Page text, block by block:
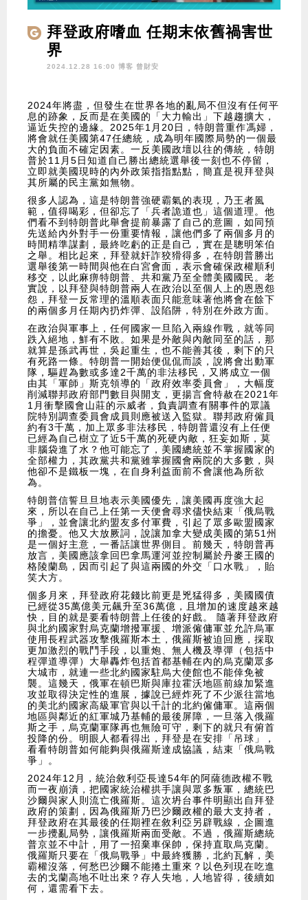
拜登政府嗜血 任期末依舊禍害世
界
2024.12.28 16:00 博客 曾財安
2024年將盡，但發生在世界各地的亂局不但沒有任何平
息的跡象，反而是在美國的「大力輸出」下越趨擴大，
逼近失控的邊緣。2025年1月20日，特朗普重作馮婦，
將會就任美國第47任總統，成為明年國際局勢的一個最
大的負面不確定因素。一反美國政壇以往的傳統，特朗
普於11月5日知道自己勝出總統選舉後一刻也不停留，
立即就美國現時的內外政策指指點點，簡直是視拜登與
其所屬的民主黨如無物。
很多人認為，這是特朗普強硬霸氣的表現，乃王者風
範，值得喝彩，但卻忘了「兵者詭道也」這個道理。他
們看不到特朗普此舉會提前暴露了自己的意圖，如同預
先送給內外對手一份重要情報，讓他們多了兩個多月的
時間精準謀劃，最終吃虧的正是自己，實在是聰明笨伯
之舉。相比起來，拜登就奸詐狡猾得多，在特朗普勝出
選舉後第一時間與他在白宮會面，表示會確保政權順利
移交，以此麻痹特朗普、共和黨乃至全體美國國民。老
實說，以拜登與特朗普兩人在政治以至個人上的恩恩怨
怨，拜登一反常理的溫順表面只能意味著他將會在餘下
的兩個多月任期內扔炸彈、設陷阱，特別在外政方面。
在政治與軍事上，任何國家一旦陷入兩線作戰，就等同
跌入絕地，鮮有不敗。如果是外敵與內敵同至的話，那
就算是孫武再世，吳起重生，也不能善其後，剩下的只
有死路一條。特朗普一開始便侃侃而談，說將會出動軍
隊，驅趕為數或多達2千萬的非法移民，又將成立一個
由其「軍師」斯克領導的「政府效率委員會」，大幅度
削減聯邦政府部門數目與開支，更揚言會特赦在2021年
1月衝擊國會山莊的示威者，負責調查有關事件的眾議
院特別調查委員會成員則應被送入監獄。聯邦政府僱員
約有3千萬，加上眾多非法移民，特朗普還沒有上任便
已經為自己樹立了近5千萬的死硬內敵，狂妄如斯，莫
非腦袋進了水？他可能忘了，美國總統並不掌握國家的
全部權力，其政黨共和黨雖掌握國會兩院的大多數，與
他卻不是鐵板一塊，在自身利益面前不會讓他為所欲
為。
特朗普信誓旦旦地表示美國優先，讓美國再度強大起
來，所以在自己上任第一天便會尋求儘快結束「俄烏戰
爭」，並會讓北約盟友多付軍費，引起了眾多歐盟國家
的擔憂。他又大放厥詞，說讓加拿大變成美國的第51州
是一個好主意，一番話讓世界側目。前幾天，特朗普再
放言，美國應該拿回巴拿馬運河並控制屬於丹麥王國的
格陵蘭島，因而引起了與這兩國的外交「口水戰」，貽
笑大方。
個多月來，拜登政府花錢比前更是兇猛得多，美國國債
已經從35萬億美元飆升至36萬億，且增加的速度越來越
快，目的就是要看特朗普上任後的好戲。 隨著拜登政府
與北約國家對烏克蘭增撥軍援、增派僱傭軍並允許烏軍
使用長程武器攻擊俄羅斯本土，俄羅斯被迫回應，採取
更加激烈的戰鬥手段，以重炮、無人機及導彈（包括中
程彈道導彈）大舉轟炸包括首都基輔在內的烏克蘭眾多
大城市，就連一些北約國家駐烏大使館也不能倖免被
襲。這幾天，俄軍在頓巴斯與庫拉霍沃地區前線加緊進
攻並取得決定性的進展，據說已經炸死了不少派往當地
的美北約國家高級軍官與以千計的北約僱傭軍。這兩個
地區與鄰近的紅軍城乃基輔的最後屏障，一旦落入俄羅
斯之手，烏克蘭軍隊再也無險可守，剩下的就只有俯首
投降的份。明眼人都看得出，拜登是在安排「吊球」，
看看特朗普如何能夠與俄羅斯達成協議，結束「俄烏戰
爭」。
2024年12月，統治敘利亞長達54年的阿薩德政權不戰
而一夜崩潰，把國家統治權拱手讓與眾多叛軍，總統巴
沙爾與家人則流亡俄羅斯。這次坍台事件明顯出自拜登
政府的策劃，因為俄羅斯乃巴沙爾政權的最大支持者，
拜登政府在其最後的任期裡在敘利亞另辟戰線，企圖進
一步攪亂局勢，讓俄羅斯兩面受敵。不過，俄羅斯總統
普京並不中計，用了一招棄車保帥，保持直取烏克蘭。
俄羅斯只要在「俄烏戰爭」中最終獲勝，北約瓦解，美
霸權沒落，何愁巴沙爾不能捲土重來？以色列現在吃進
去的戈蘭高地不吐出來？存人失地，人地皆得，後續如
何，還需看下去。